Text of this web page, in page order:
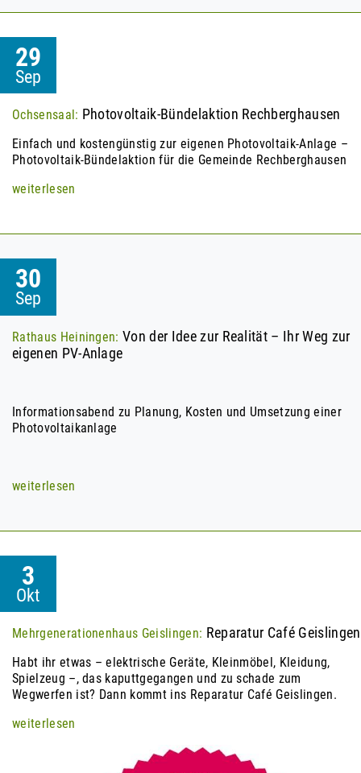
29
Sep
Ochsensaal: Photovoltaik-Bündelaktion Rechberghausen
Einfach und kostengünstig zur eigenen Photovoltaik-Anlage –
Photovoltaik-Bündelaktion für die Gemeinde Rechberghausen
weiterlesen
30
Sep
Rathaus Heiningen:Von der Idee zur Realität – Ihr Weg zur
eigenen PV-Anlage
Informationsabend zu Planung, Kosten und Umsetzung einer
Photovoltaikanlage
weiterlesen
3
Okt
Mehrgenerationenhaus Geislingen: Reparatur Café Geislingen
Habt ihr etwas – elektrische Geräte, Kleinmöbel, Kleidung,
Spielzeug –, das kaputtgegangen und zu schade zum
Wegwerfen ist? Dann kommt ins Reparatur Café Geislingen.
weiterlesen